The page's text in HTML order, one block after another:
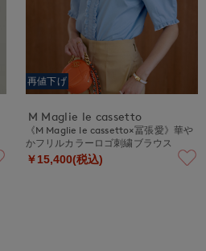
再値下げ
M Maglie le cassetto
《M Maglie le cassetto×冨張愛》華や
かフリルカラーロゴ刺繍ブラウス
￥15,400(税込)